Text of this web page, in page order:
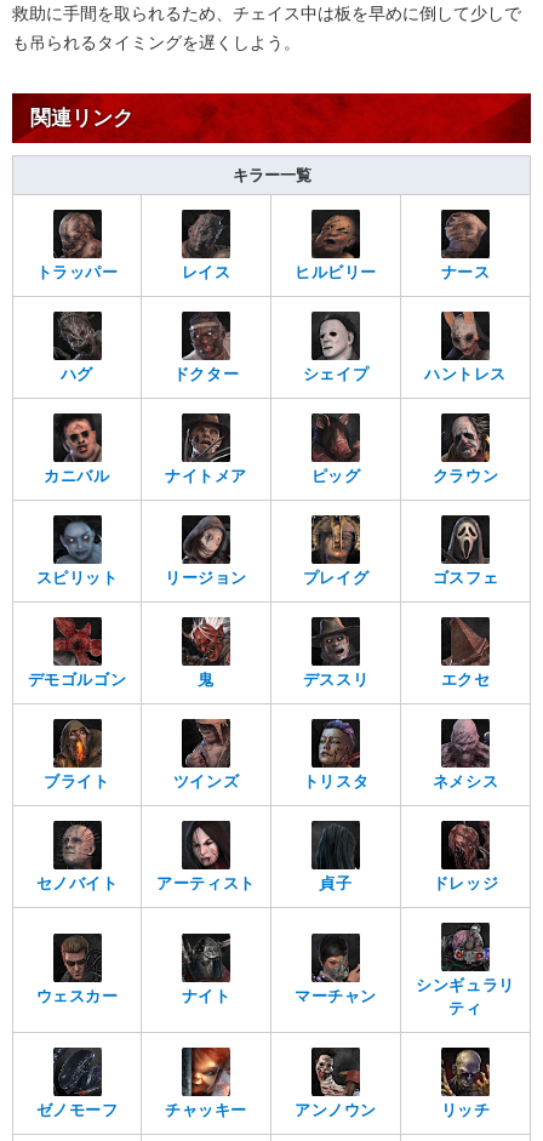
救助に手間を取られるため、チェイス中は板を早めに倒して少しで
も吊られるタイミングを遅くしよう。
関連リンク
キラー一覧
トラッパー レイス ヒルビリー ナース
ハグ ドクター シェイプ ハントレス
カニバル ナイトメア ピッグ クラウン
スピリット リージョン プレイグ ゴスフェ
デモゴルゴン 鬼 デススリ エクセ
ブライト ツインズ トリスタ ネメシス
セノバイト アーティスト 貞子 ドレッジ
ウェスカー ナイト マーチャン
シンギュラリ
ティ
ゼノモーフ チャッキー アンノウン リッチ